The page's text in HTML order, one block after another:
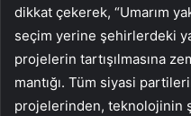
dikkat çekerek, “Umarım
seçim yerine şehirlerdeki
projelerin tartışılmasına
mantığı. Tüm siyasi
projelerinden, teknolojinin